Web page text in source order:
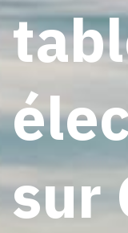
sur